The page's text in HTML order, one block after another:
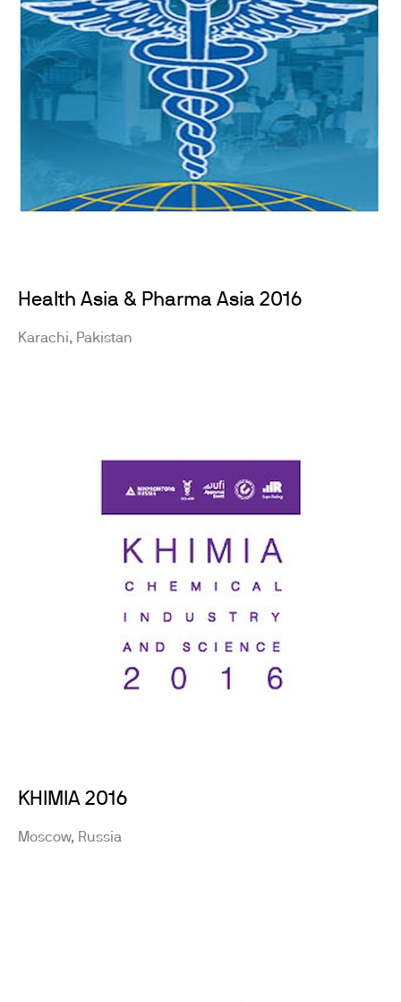
Health Asia & Pharma Asia 2016
Karachi, Pakistan
KHIMIA 2016
Moscow, Russia